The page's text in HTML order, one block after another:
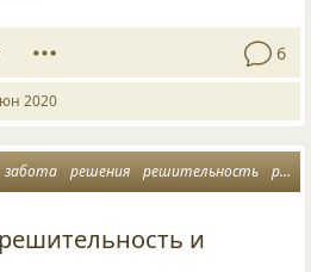
6
2020
забота решения решительность разрушение
и